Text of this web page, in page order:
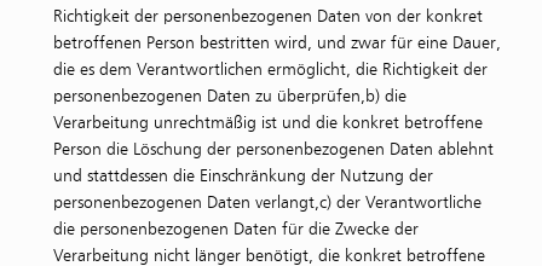
Richtigkeit der personenbezogenen Daten von der konkret
betroffenen Person bestritten wird, und zwar für eine Dauer,
die es dem Verantwortlichen ermöglicht, die Richtigkeit der
personenbezogenen Daten zu überprüfen,b) die
Verarbeitung unrechtmäßig ist und die konkret betroffene
Person die Löschung der personenbezogenen Daten ablehnt
und stattdessen die Einschränkung der Nutzung der
personenbezogenen Daten verlangt,c) der Verantwortliche
die personenbezogenen Daten für die Zwecke der
Verarbeitung nicht länger benötigt, die konkret betroffene